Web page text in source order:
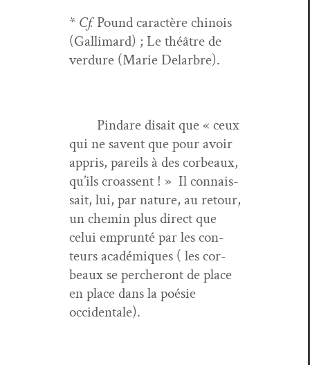
* Cf.Pound car­ac­tère chi­nois
(Gal­li­mard) ; Le théâtre de
ver­dure (Marie Delarbre).
Pin­dare dis­ait que « ceux
qui ne savent que pour avoir
appris, pareils à des cor­beaux,
qu’ils croassent ! » Il con­nais­
sait, lui, par nature, au retour,
un chemin plus direct que
celui emprun­té par les con­
teurs académiques ( les cor­
beaux se percheront de place
en place dans la poésie
occidentale).